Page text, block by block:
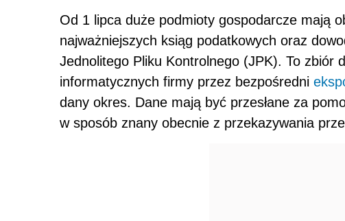
Od 1 lipca duże podmioty gospodarcze mają
najważniejszych ksiąg podatkowych oraz
Jednolitego Pliku Kontrolnego (JPK). To zbiór
informatycznych firmy przez bezpośredni
dany okres. Dane mają być przesłane za
w sposób znany obecnie z przekazywania